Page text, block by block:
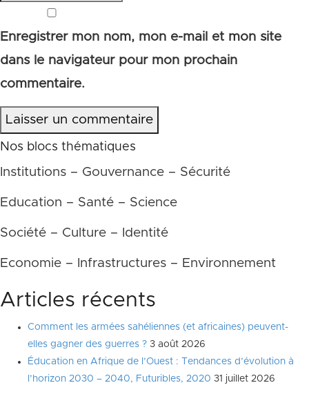
Enregistrer mon nom, mon e-mail et mon site
dans le navigateur pour mon prochain
commentaire.
Laisser un commentaire
Nos blocs thématiques
Institutions – Gouvernance – Sécurité
Education – Santé – Science
Société – Culture – Identité
Economie – Infrastructures – Environnement
Articles récents
Comment les armées sahéliennes (et africaines) peuvent-
elles gagner des guerres ? 3 août 2026
Éducation en Afrique de l’Ouest : Tendances d’évolution à
l’horizon 2030 – 2040, Futuribles, 2020 31 juillet 2026